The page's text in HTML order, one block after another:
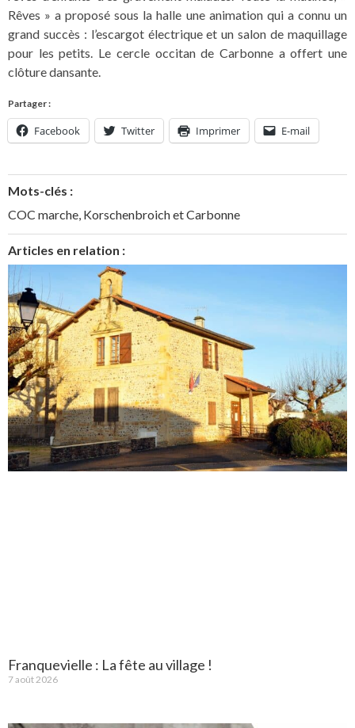
Rêves » a proposé sous la halle une animation qui a connu un
grand succès : l’escargot électrique et un salon de maquillage
pour les petits. Le cercle occitan de Carbonne a offert une
clôture dansante.
Partager :
Facebook Twitter Imprimer E-mail
Mots-clés :
COC marche, Korschenbroich et Carbonne
Articles en relation :
Franquevielle : La fête au village !
7 août 2026